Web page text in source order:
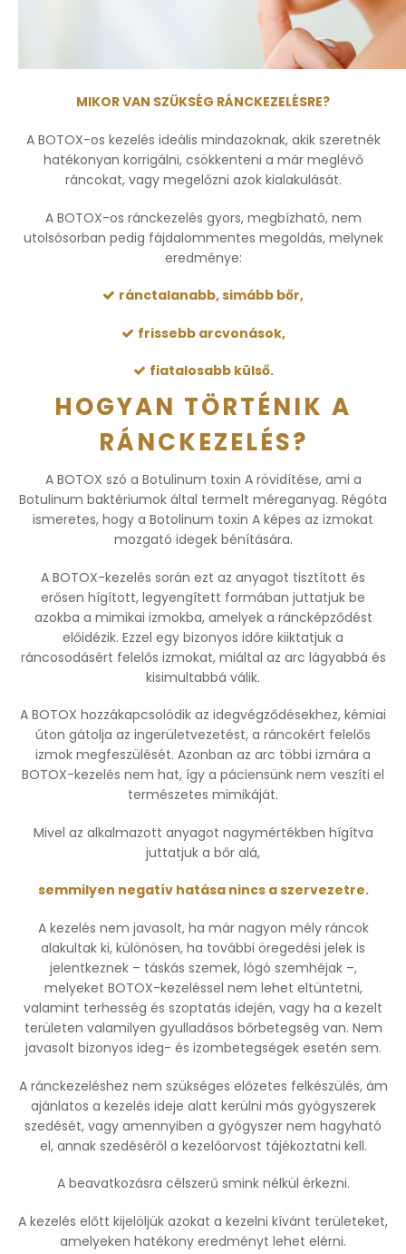
MIKOR VAN SZÜKSÉG RÁNCKEZELÉSRE?
A BOTOX-os kezelés ideális mindazoknak, akik szeretnék
hatékonyan korrigálni, csökkenteni a már meglévő
ráncokat, vagy megelőzni azok kialakulását.
A BOTOX-os ránckezelés gyors, megbízható, nem
utolsósorban pedig fájdalommentes megoldás, melynek
eredménye:
ránctalanabb, simább bőr,
frissebb arcvonások,
fiatalosabb külső.
HOGYAN TÖRTÉNIK A
RÁNCKEZELÉS?
A BOTOX szó a Botulinum toxin A rövidítése, ami a
Botulinum baktériumok által termelt méreganyag. Régóta
ismeretes, hogy a Botolinum toxin A képes az izmokat
mozgató idegek bénítására.
A BOTOX-kezelés során ezt az anyagot tisztított és
erősen hígított, legyengített formában juttatjuk be
azokba a mimikai izmokba, amelyek a ráncképződést
előidézik. Ezzel egy bizonyos időre kiiktatjuk a
ráncosodásért felelős izmokat, miáltal az arc lágyabbá és
kisimultabbá válik.
A BOTOX hozzákapcsolódik az idegvégződésekhez, kémiai
úton gátolja az ingerületvezetést, a ráncokért felelős
izmok megfeszülését. Azonban az arc többi izmára a
BOTOX-kezelés nem hat, így a páciensünk nem veszíti el
természetes mimikáját.
Mivel az alkalmazott anyagot nagymértékben hígítva
juttatjuk a bőr alá,
semmilyen negatív hatása nincs a szervezetre.
A kezelés nem javasolt, ha már nagyon mély ráncok
alakultak ki, különösen, ha további öregedési jelek is
jelentkeznek – táskás szemek, lógó szemhéjak –,
melyeket BOTOX-kezeléssel nem lehet eltüntetni,
valamint terhesség és szoptatás idején, vagy ha a kezelt
területen valamilyen gyulladásos bőrbetegség van. Nem
javasolt bizonyos ideg- és izombetegségek esetén sem.
A ránckezeléshez nem szükséges előzetes felkészülés, ám
ajánlatos a kezelés ideje alatt kerülni más gyógyszerek
szedését, vagy amennyiben a gyógyszer nem hagyható
el, annak szedéséről a kezelőorvost tájékoztatni kell.
A beavatkozásra célszerű smink nélkül érkezni.
A kezelés előtt kijelöljük azokat a kezelni kívánt területeket,
amelyeken hatékony eredményt lehet elérni.